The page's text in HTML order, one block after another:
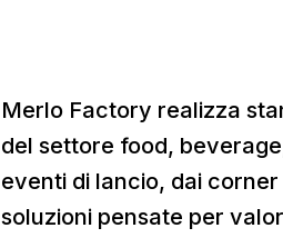
Merlo Factory realizza
del settore food,
eventi di lancio, dai
soluzioni pensate per